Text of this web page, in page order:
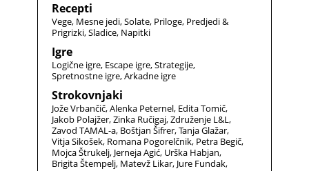
Recepti
Vege Mesne jedi Solate Priloge Predjedi &
Prigrizki Sladice Napitki
Igre
Logične igre Escape igre Strategije
Spretnostne igre Arkadne igre
Strokovnjaki
Jože Vrbančič Alenka Peternel Edita Tomič
Jakob Polajžer Zinka Ručigaj Združenje L&L
Zavod TAMAL-a Boštjan Šifrer Tanja Glažar
Vitja Sikošek Romana Pogorelčnik Petra Begič
Mojca Štrukelj Jerneja Agić Urška Habjan
Brigita Štempelj Matevž Likar Jure Fundak